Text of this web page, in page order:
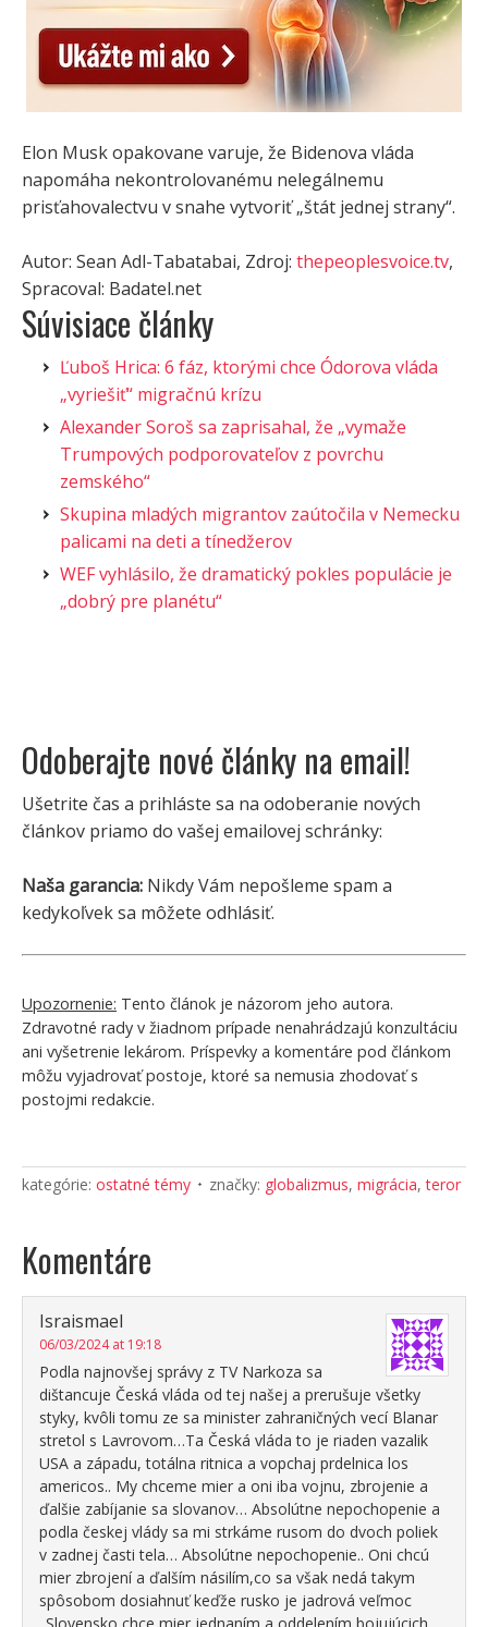
Elon Musk opakovane varuje, že Bidenova vláda
napomáha nekontrolovanému nelegálnemu
prisťahovalectvu v snahe vytvoriť „štát jednej strany“.
Autor: Sean Adl-Tabatabai, Zdroj: thepeoplesvoice.tv,
Spracoval: Badatel.net
Súvisiace články
Ľuboš Hrica: 6 fáz, ktorými chce Ódorova vláda
„vyriešiť“ migračnú krízu
Alexander Soroš sa zaprisahal, že „vymaže
Trumpových podporovateľov z povrchu
zemského“
Skupina mladých migrantov zaútočila v Nemecku
palicami na deti a tínedžerov
WEF vyhlásilo, že dramatický pokles populácie je
„dobrý pre planétu“
Odoberajte nové články na email!
Ušetrite čas a prihláste sa na odoberanie nových
článkov priamo do vašej emailovej schránky:
Naša garancia: Nikdy Vám nepošleme spam a
kedykoľvek sa môžete odhlásiť.
Upozornenie: Tento článok je názorom jeho autora.
Zdravotné rady v žiadnom prípade nenahrádzajú konzultáciu
ani vyšetrenie lekárom. Príspevky a komentáre pod článkom
môžu vyjadrovať postoje, ktoré sa nemusia zhodovať s
postojmi redakcie.
kategórie: ostatné témy značky: globalizmus, migrácia,teror
Komentáre
Israismael
06/03/2024 at 19:18
Podla najnovšej správy z TV Narkoza sa
dištancuje Česká vláda od tej našej a prerušuje všetky
styky, kvôli tomu ze sa minister zahraničných vecí Blanar
stretol s Lavrovom…Ta Česká vláda to je riaden vazalik
USA a západu, totálna ritnica a vopchaj prdelnica los
americos.. My chceme mier a oni iba vojnu, zbrojenie a
ďalšie zabíjanie sa slovanov… Absolútne nepochopenie a
podla českej vlády sa mi strkáme rusom do dvoch poliek
v zadnej časti tela… Absolútne nepochopenie.. Oni chcú
mier zbrojení a ďalším násilím,co sa však nedá takym
spôsobom dosiahnuť keďže rusko je jadrová veľmoc